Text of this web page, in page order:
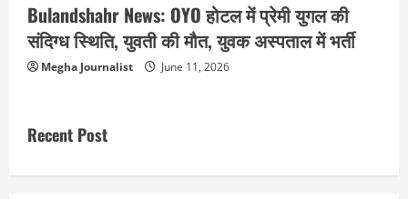
Bulandshahr News: OYO होटल में प्रेमी युगल की
संदिग्ध स्थिति, युवती की मौत, युवक अस्पताल में भर्ती
Megha Journalist June 11, 2026
Recent Post